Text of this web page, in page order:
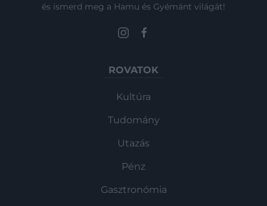
és ismerd meg a Hamu és Gyémánt világát!
ROVATOK
Kultúra
Tudomány
Utazás
Pénz
Gasztronómia